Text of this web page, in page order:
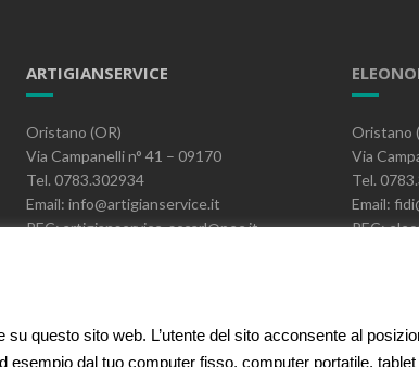
ARTIGIANSERVICE
Oristano (OR)
Via Campanelli n° 41 – 09170
Tel. 0783.302934
Email: info@artigianservice.it
PEC: artigianservice-sccarl@pec.it
Oristano
Via
Tel.
Email:
PEC:
questo sito web. L’utente del sito acconsente al
dal tuo computer fisso, computer portatile,